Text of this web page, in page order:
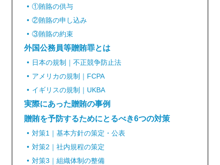
①賄賂の供与
②賄賂の申し込み
③賄賂の約束
外国公務員等贈賄罪とは
日本の規制｜不正競争防止法
アメリカの規制｜FCPA
イギリスの規制｜UKBA
実際にあった贈賄の事例
贈賄を予防するためにとるべき6つの対策
対策1｜基本方針の策定・公表
対策2｜社内規程の策定
対策3｜組織体制の整備